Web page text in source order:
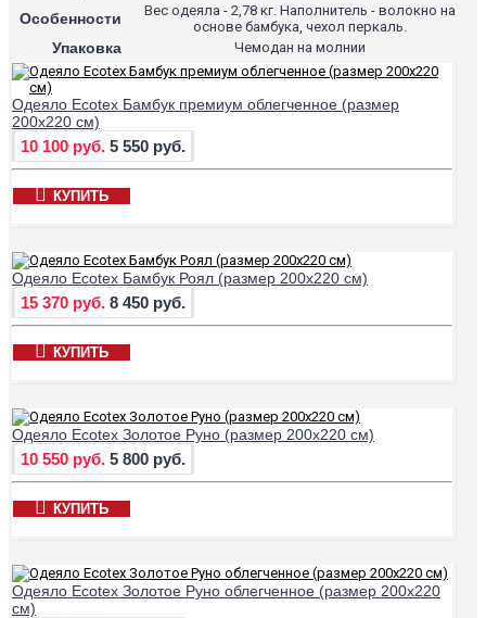
Особенности
Вес одеяла - 2,78 кг. Наполнитель - волокно на
основе бамбука, чехол перкаль.
Упаковка Чемодан на молнии
Одеяло Ecotex Бамбук премиум облегченное (размер
200х220 см)
10 100 руб. 5 550 руб.
КУПИТЬ
Одеяло Ecotex Бамбук Роял (размер 200х220 см)
15 370 руб. 8 450 руб.
КУПИТЬ
Одеяло Ecotex Золотое Руно (размер 200х220 см)
10 550 руб. 5 800 руб.
КУПИТЬ
Одеяло Ecotex Золотое Руно облегченное (размер 200х220
см)